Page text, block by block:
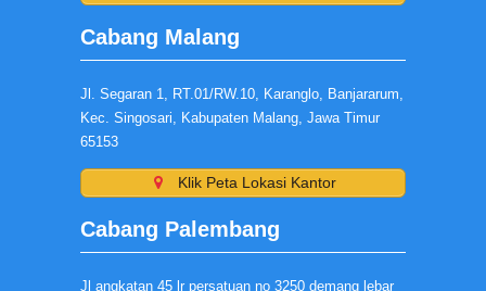
Cabang Malang
Jl. Segaran 1, RT.01/RW.10, Karanglo, Banjararum,
Kec. Singosari, Kabupaten Malang, Jawa Timur
65153
Klik Peta Lokasi Kantor
Cabang Palembang
Jl angkatan 45 lr persatuan no 3250 demang lebar